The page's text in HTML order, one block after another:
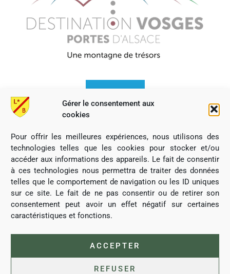
Gérer le consentement aux
cookies
Pour offrir les meilleures expériences, nous utilisons des
technologies telles que les cookies pour stocker et/ou
accéder aux informations des appareils. Le fait de consentir
à ces technologies nous permettra de traiter des données
telles que le comportement de navigation ou les ID uniques
sur ce site. Le fait de ne pas consentir ou de retirer son
consentement peut avoir un effet négatif sur certaines
caractéristiques et fonctions.
ACCEPTER
REFUSER